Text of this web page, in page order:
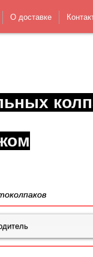
О доставке